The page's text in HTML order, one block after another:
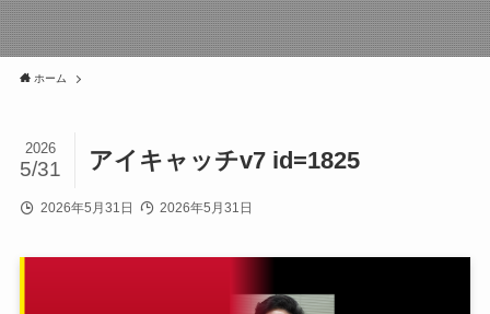
ホーム
アイキャッチv7 id=1825
2026
5/31
2026年5月31日 2026年5月31日